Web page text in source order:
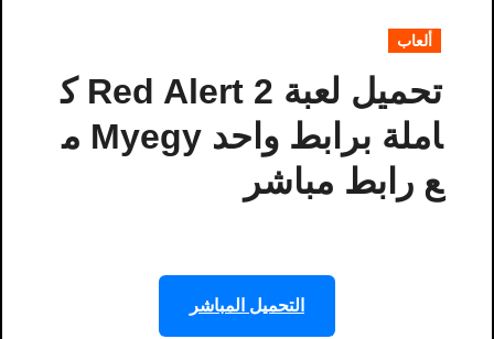
ألعاب
تحميل لعبة Red Alert 2 ك
املة برابط واحد Myegy م
ع رابط مباشر
التحميل المباشر